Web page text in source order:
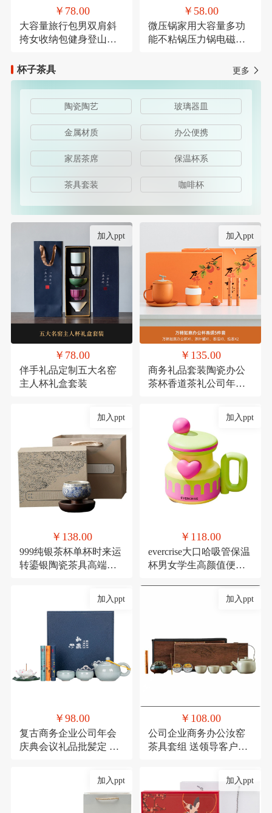
￥78.00
大容量旅行包男双肩斜
挎女收纳包健身登山运
￥58.00
微压锅家用大容量多功
能不粘锅压力锅电磁炉
杯子茶具
更多
陶瓷陶艺 玻璃器皿
金属材质 办公便携
家居茶席 保温杯系
茶具套装 咖啡杯
加入ppt
￥78.00
伴手礼品定制五大名窑
主人杯礼盒套装
加入ppt
￥135.00
商务礼品套装陶瓷办公
茶杯香道茶礼公司年会
加入ppt
￥138.00
999纯银茶杯单杯时来运
转鎏银陶瓷茶具高端主
加入ppt
￥118.00
evercrise大口哈吸管保温
杯男女学生高颜值便携
加入ppt
￥98.00
复古商务企业公司年会
庆典会议礼品批髪定 制
加入ppt
￥108.00
公司企业商务办公汝窑
茶具套组 送领导客户实
加入ppt 加入ppt